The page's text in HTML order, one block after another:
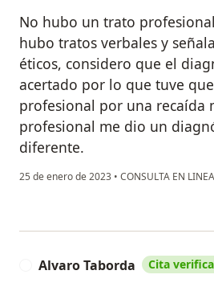
No hubo un trato
hubo tratos verbales y
éticos, considero que el
acertado por lo que tuve
profesional por una recaída
profesional me dio un
diferente.
25 de enero de 2023 • CONSULTA EN LINEA
Alvaro Taborda Cita